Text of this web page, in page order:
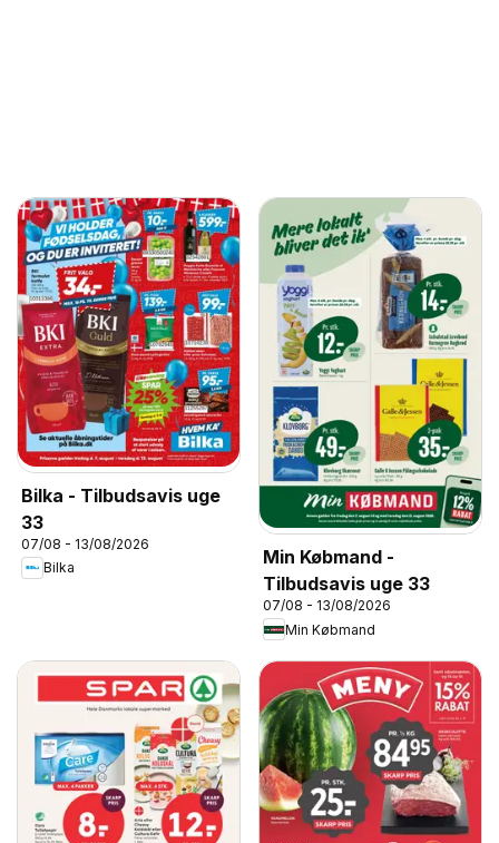
Bilka - Tilbudsavis uge
33
07/08 - 13/08/2026
Bilka
Min Købmand -
Tilbudsavis uge 33
07/08 - 13/08/2026
Min Købmand